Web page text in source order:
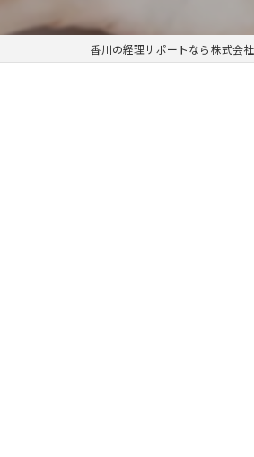
香川の経理サポートなら株式会